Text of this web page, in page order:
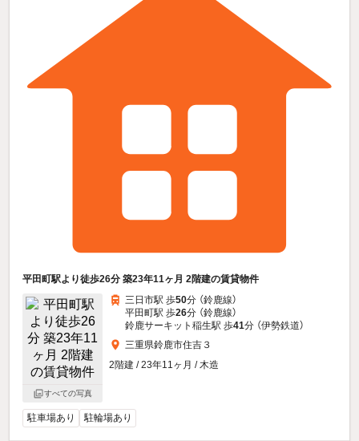
平田町駅より徒歩26分 築23年11ヶ月 2階建の賃貸物件
すべての写真
三日市駅 歩50分 （鈴鹿線）
平田町駅 歩26分 （鈴鹿線）
鈴鹿サーキット稲生駅 歩41分 （伊勢鉄道）
三重県鈴鹿市住吉３
2階建 / 23年11ヶ月 / 木造
駐車場あり 駐輪場あり